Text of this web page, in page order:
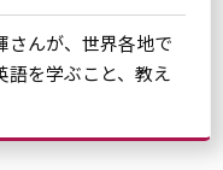
さんが、世界各地で
語を学ぶこと、教え